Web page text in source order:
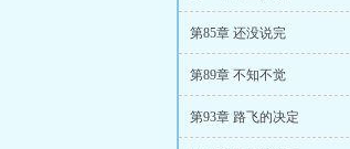
第85章 还没说完
第89章 不知不觉
第93章 路飞的决定